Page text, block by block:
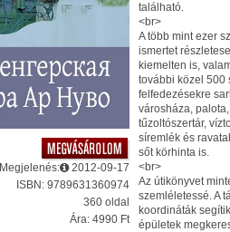
Megjelenés:
2012-09-17
ISBN: 9789631360974
360 oldal
Ára: 4990 Ft
található.
<br>
A több mint ezer
ismertet
kiemelten is,
további közel 500
felfedezésekre
városháza,
tűzoltószertár,
síremlék és
sőt körhinta is.
<br>
Az útikönyvet
szemléletessé. A
koordináták
épületek